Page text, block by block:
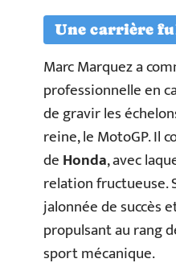
Une carrière
Marc Marquez a
professionnelle en
de gravir les
reine, le MotoGP. Il
deHonda, avec
relation fructueuse.
jalonnée de succès
propulsant au rang
sport mécanique.